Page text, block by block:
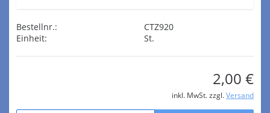
Bestellnr.:
CTZ920
Einheit:
St.
2,00 €
inkl. MwSt. zzgl. Versand